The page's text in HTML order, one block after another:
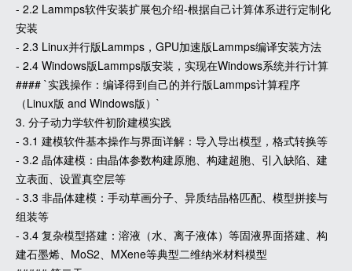
- 2.2 Lammps软件安装扩展包介绍-根据自己计算体系进行定制化
安装
- 2.3 Linux并行版Lammps，GPU加速版Lammps编译安装方法
- 2.4 Windows版Lammps版安装，实现在Windows系统并行计算
#### `实践操作：编译得到自己的并行版Lammps计算程序
（Linux版 and Windows版）`
3. 分子动力学软件初阶建模实践
- 3.1 建模软件基本操作与界面详解：导入导出模型，格式转换等
- 3.2 晶体建模：由晶体参数构建原胞、构建超胞、引入缺陷、建
立表面、设置真空层等
- 3.3 非晶体建模：手动草画分子、异质结晶格匹配、模型拼接与
组装等
- 3.4 复杂模型搭建：溶液（水、离子液体）等固液界面搭建、构
建石墨烯、MoS2、MXene等典型二维纳米材料模型